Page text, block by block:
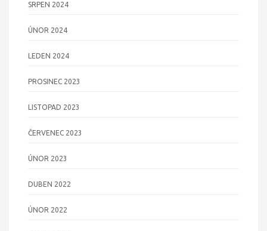
SRPEN 2024
ÚNOR 2024
LEDEN 2024
PROSINEC 2023
LISTOPAD 2023
ČERVENEC 2023
ÚNOR 2023
DUBEN 2022
ÚNOR 2022